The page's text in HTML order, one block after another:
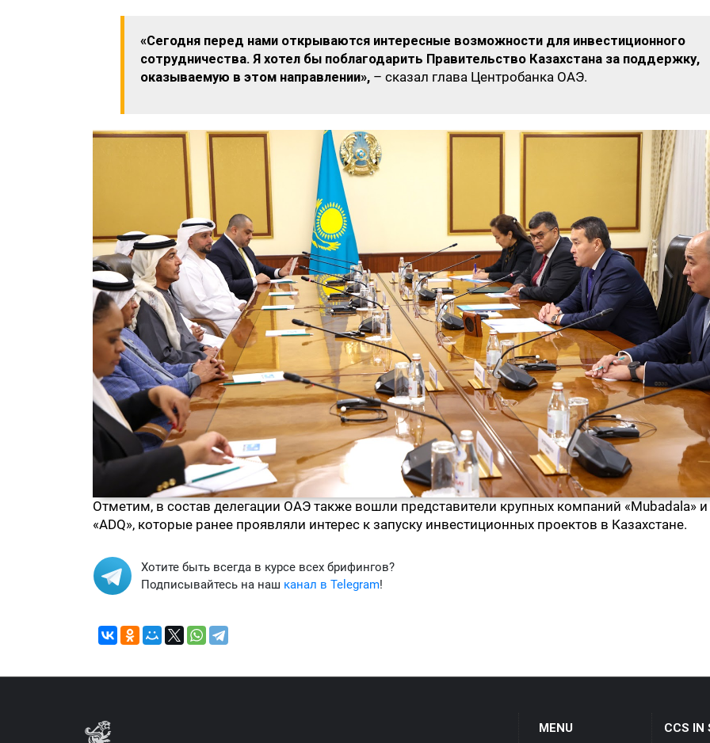
«Сегодня перед нами открываются интересные возможности для инвестиционного
сотрудничества. Я хотел бы поблагодарить Правительство Казахстана за поддержку,
оказываемую в этом направлении», – сказал глава Центробанка ОАЭ.
Отметим, в состав делегации ОАЭ также вошли представители крупных компаний «Mubadala» и
«ADQ», которые ранее проявляли интерес к запуску инвестиционных проектов в Казахстане.
Хотите быть всегда в курсе всех брифингов?
Подписывайтесь на наш канал в Telegram!
MENU CCS IN